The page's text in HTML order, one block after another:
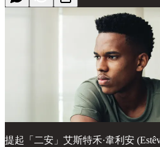
提起「二安」艾斯特禾·韋利安